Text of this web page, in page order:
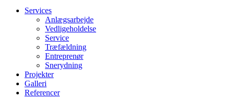
Services
Anlægsarbejde
Vedligeholdelse
Service
Træfældning
Entreprenør
Snerydning
Projekter
Galleri
Referencer